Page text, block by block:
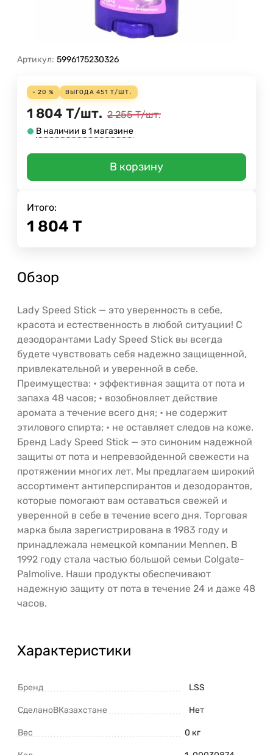
Артикул: 5996175230326
- 20 % ВЫГОДА 451 Т/ШТ.
1 804 Т/шт. 2 255 Т/шт.
В наличии в 1 магазине
В корзину
Итого:
1 804 Т
Обзор
Lady Speed Stick — это уверенность в себе,
красота и естественность в любой ситуации! С
дезодорантами Lady Speed Stick вы всегда
будете чувствовать себя надежно защищенной,
привлекательной и уверенной в себе.
Преимущества: • эффективная защита от пота и
запаха 48 часов; • возобновляет действие
аромата а течение всего дня; • не содержит
этилового спирта; • не оставляет следов на коже.
Бренд Lady Speed Stick — это синоним надежной
защиты от пота и непревзойденной свежести на
протяжении многих лет. Мы предлагаем широкий
ассортимент антиперспирантов и дезодорантов,
которые помогают вам оставаться свежей и
уверенной в себе в течение всего дня. Торговая
марка была зарегистрирована в 1983 году и
принадлежала немецкой компании Mennen. В
1992 году стала частью большой семьи Colgate-
Palmolive. Наши продукты обеспечивают
надежную защиту от пота в течение 24 и даже 48
часов.
Характеристики
Бренд LSS
СделаноВКазахстане Нет
Вес 0 кг